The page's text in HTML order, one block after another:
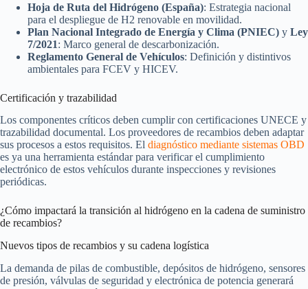
Hoja de Ruta del Hidrógeno (España): Estrategia nacional
para el despliegue de H2 renovable en movilidad.
Plan Nacional Integrado de Energía y Clima (PNIEC) y Ley
7/2021: Marco general de descarbonización.
Reglamento General de Vehículos: Definición y distintivos
ambientales para FCEV y HICEV.
Certificación y trazabilidad
Los componentes críticos deben cumplir con certificaciones UNECE y
trazabilidad documental. Los proveedores de recambios deben adaptar
sus procesos a estos requisitos. El diagnóstico mediante sistemas OBD
es ya una herramienta estándar para verificar el cumplimiento
electrónico de estos vehículos durante inspecciones y revisiones
periódicas.
¿Cómo impactará la transición al hidrógeno en la cadena de suministro
de recambios?
Nuevos tipos de recambios y su cadena logística
La demanda de pilas de combustible, depósitos de hidrógeno, sensores
de presión, válvulas de seguridad y electrónica de potencia generará